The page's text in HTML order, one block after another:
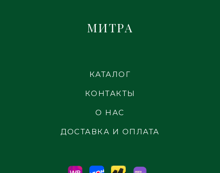
МИТРА
КАТАЛОГ
КОНТАКТЫ
О НАС
ДОСТАВКА И ОПЛАТА